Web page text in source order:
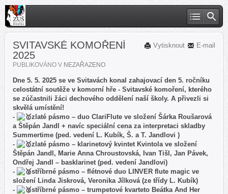
E-mail
Vytisknout
SVITAVSKÉ KOMOŘENÍ
2025
PUBLIKOVÁNO V NEZAŘAZENO
Dne 5. 5. 2025 se ve Svitavách konal zahajovací den 5. ročníku
celostátní soutěže v komorní hře - Svitavské komoření, kterého
se zúčastnili žáci dechového oddělení naší školy. A přivezli si
skvělá umístění!
-
zlaté pásmo – duo ClariFlute ve složení Šárka Roušarová
a Štěpán Jandl + navíc speciální cena za interpretaci skladby
Summertime (ped. vedení L. Kubík, Š. a T. Jandlovi )
-
zlaté pásmo – klarinetový kvintet Kvintola ve složení
Štěpán Jandl, Marie Anna Chroustovská, Ivan Tišl, Jan Pávek,
Ondřej Jandl – basklarinet (ped. vedení Jandlovi)
-
stříbrné pásmo – flétnové duo LINVER flute magic ve
složení Linda Jiskrová, Veronika Jílková (ze třídy L. Kubík)
-
stříbrné pásmo – trumpetové kvarteto Beátka And Her